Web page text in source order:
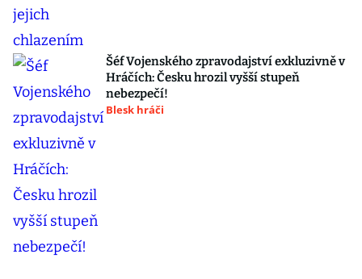
Šéf Vojenského zpravodajství exkluzivně v
Hráčích: Česku hrozil vyšší stupeň
nebezpečí!
Blesk hráči